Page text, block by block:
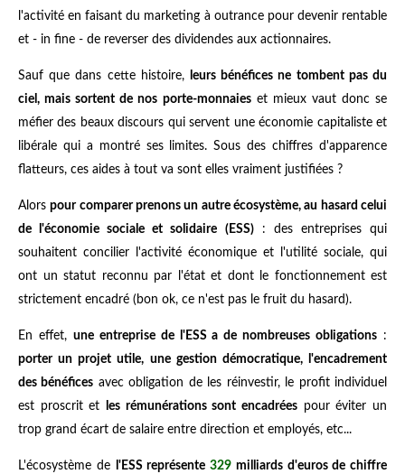
d'actionnaires (et en subventions), de développer vitesse grand V
l'activité en faisant du marketing à outrance pour devenir rentable
Sauf que dans cette histoire,leurs bénéfices ne tombent pas du
ciel, mais sortent de nos porte-monnaieset mieux vaut donc se
méfier des beaux discours qui servent une économie capitaliste et
libérale qui a montré ses limites. Sous des chiffres d'apparence
Alorspour comparer prenons un autre écosystème, au hasard celui
de l'économie sociale et solidaire (ESS): des entreprises qui
souhaitent concilier l'activité économique et l'utilité sociale, qui
ont un statut reconnu par l'état et dont le fonctionnement est
En effet, une entreprise de l'ESS a de nombreuses obligations:
porter un projet utile, une gestion démocratique, l'encadrement
des bénéficesavec obligation de les réinvestir, le profit individuel
est proscrit etles rémunérations sont encadréespour éviter un